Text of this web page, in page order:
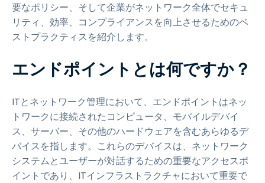
要なポリシー、そして企業がネットワーク全体でセキュ
リティ、効率、コンプライアンスを向上させるためのベ
ストプラクティスを紹介します。
エンドポイントとは何ですか？
ITとネットワーク管理において、エンドポイントはネッ
トワークに接続されたコンピュータ、モバイルデバイ
ス、サーバー、その他のハードウェアを含むあらゆるデ
バイスを指します。これらのデバイスは、ネットワーク
システムとユーザーが対話するための重要なアクセスポ
イントであり、ITインフラストラクチャにおいて重要で